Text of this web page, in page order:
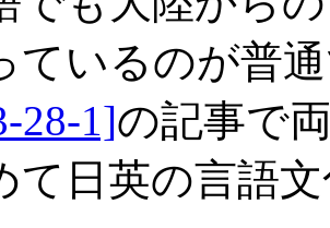
ているのが普
28-1]の記事で
て日英の言語